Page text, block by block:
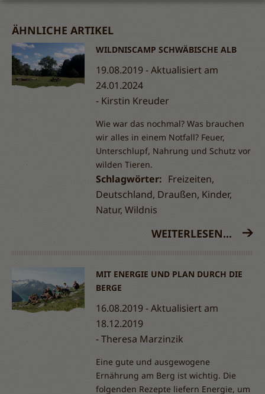
ÄHNLICHE ARTIKEL
WILDNISCAMP SCHWÄBISCHE ALB
19.08.2019 - Aktualisiert am
24.01.2024
Kirstin Kreuder
Wie war das nochmal? Was brauchen
wir alles in einem Notfall? Feuer,
Unterschlupf, Nahrung und Schutz vor
wilden Tieren.
Schlagwörter: Freizeiten,
Deutschland, Draußen, Kinder,
Natur, Wildnis
WEITERLESEN...
MIT ENERGIE UND PLAN DURCH DIE
BERGE
16.08.2019 - Aktualisiert am
18.12.2019
Theresa Marzinzik
Eine gute und ausgewogene
Ernährung am Berg ist wichtig. Die
folgenden Rezepte liefern Energie, um
handler